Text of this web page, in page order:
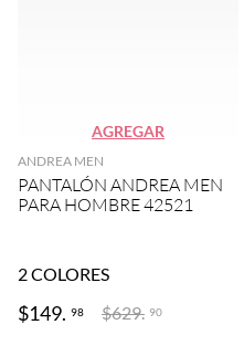
AGREGAR
ANDREA MEN
PANTALÓN ANDREA MEN
PARA HOMBRE 42521
2COLORES
$149. 98 $629. 90